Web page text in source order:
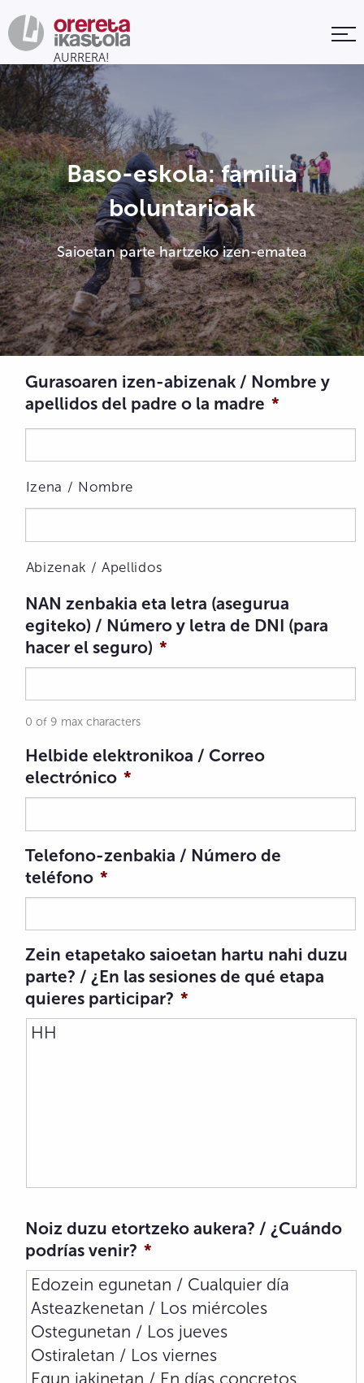
Baso-eskola: familia
boluntarioak
Saioetan parte hartzeko izen-ematea
Gurasoaren izen-abizenak / Nombre y
apellidos del padre o la madre *
Izena / Nombre
Abizenak / Apellidos
NAN zenbakia eta letra (asegurua
egiteko) / Número y letra de DNI (para
hacer el seguro) *
0 of 9 max characters
Helbide elektronikoa / Correo
electrónico *
Telefono-zenbakia / Número de
teléfono *
Zein etapetako saioetan hartu nahi duzu
parte? / ¿En las sesiones de qué etapa
quieres participar? *
Noiz duzu etortzeko aukera? / ¿Cuándo
podrías venir? *